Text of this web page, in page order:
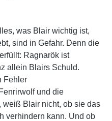
was Blair wichtig ist,
sind in Gefahr. Denn die
Ragnarök ist
allein Blairs Schuld.
Fehler
und die
weiß Blair nicht, ob sie das
verhindern kann. Und ob